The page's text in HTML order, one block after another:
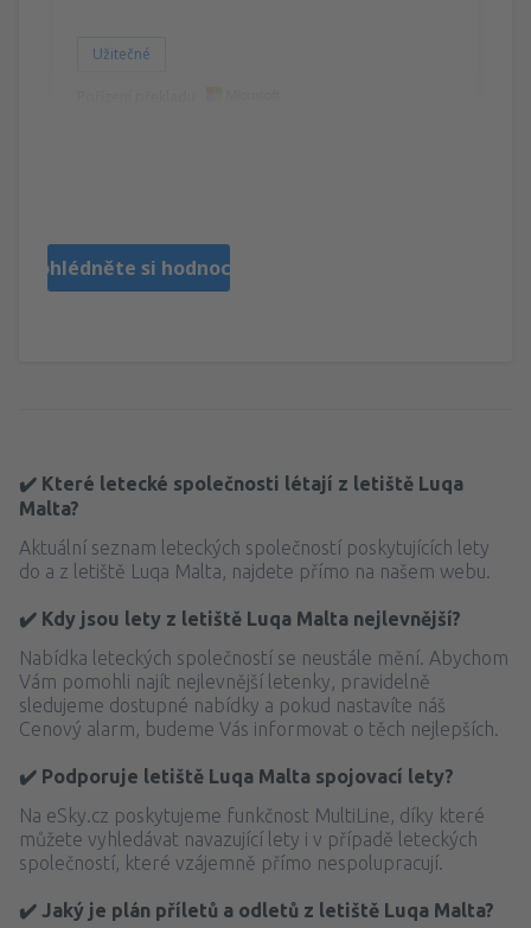
Užitečné
Prohlédněte si hodnocení
✔️ Které letecké společnosti létají z letiště Luqa
Malta?
Aktuální seznam leteckých společností poskytujících lety
do a z letiště Luqa Malta, najdete přímo na našem webu.
✔️ Kdy jsou lety z letiště Luqa Malta nejlevnější?
Nabídka leteckých společností se neustále mění. Abychom
Vám pomohli najít nejlevnější letenky, pravidelně
sledujeme dostupné nabídky a pokud nastavíte náš
Cenový alarm, budeme Vás informovat o těch nejlepších.
✔️ Podporuje letiště Luqa Malta spojovací lety?
Na eSky.cz poskytujeme funkčnost MultiLine, díky které
můžete vyhledávat navazující lety i v případě leteckých
společností, které vzájemně přímo nespolupracují.
✔️ Jaký je plán příletů a odletů z letiště Luqa Malta?